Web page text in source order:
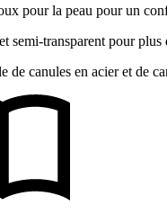
pour la peau pour un
semi-transparent pour plus
de canules en acier et de